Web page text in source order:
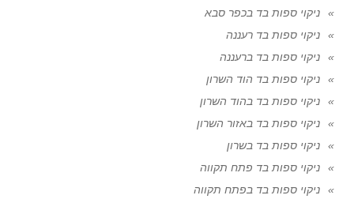
ניקוי ספות בד בכפר סבא
ניקוי ספות בד רעננה
ניקוי ספות בד ברעננה
ניקוי ספות בד הוד השרון
ניקוי ספות בד בהוד השרון
ניקוי ספות בד באזור השרון
ניקוי ספות בד בשרון
ניקוי ספות בד פתח תקווה
ניקוי ספות בד בפתח תקווה